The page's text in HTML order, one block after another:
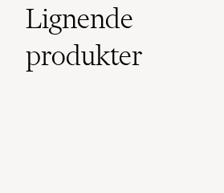
Lignende
produkter